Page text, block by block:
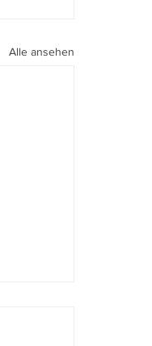
Alle ansehen